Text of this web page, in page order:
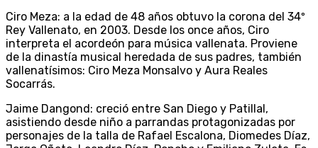
Ciro Meza: a la edad de 48 años obtuvo la corona del 34º
Rey Vallenato, en 2003. Desde los once años, Ciro
interpreta el acordeón para música vallenata. Proviene
de la dinastía musical heredada de sus padres, también
vallenatísimos: Ciro Meza Monsalvo y Aura Reales
Socarrás.
Jaime Dangond: creció entre San Diego y Patillal,
asistiendo desde niño a parrandas protagonizadas por
personajes de la talla de Rafael Escalona, Diomedes Díaz,